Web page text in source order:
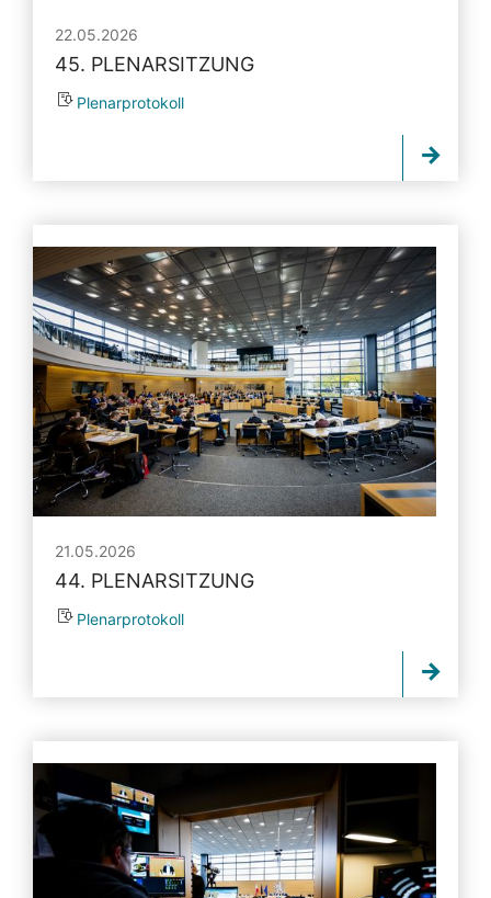
22.05.2026
45. PLENARSITZUNG
Plenarprotokoll
21.05.2026
44. PLENARSITZUNG
Plenarprotokoll